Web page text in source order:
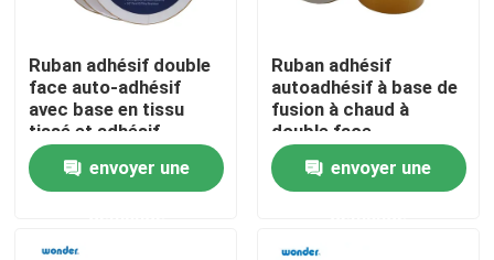
Maison
Ruban adhésif double
face auto-adhésif
avec base en tissu
tissé et adhésif
thermofusible pour
une forte adhérence
envoyer une
Ruban adhésif
autoadhésif à base de
fusion à chaud à
double face
envoyer une